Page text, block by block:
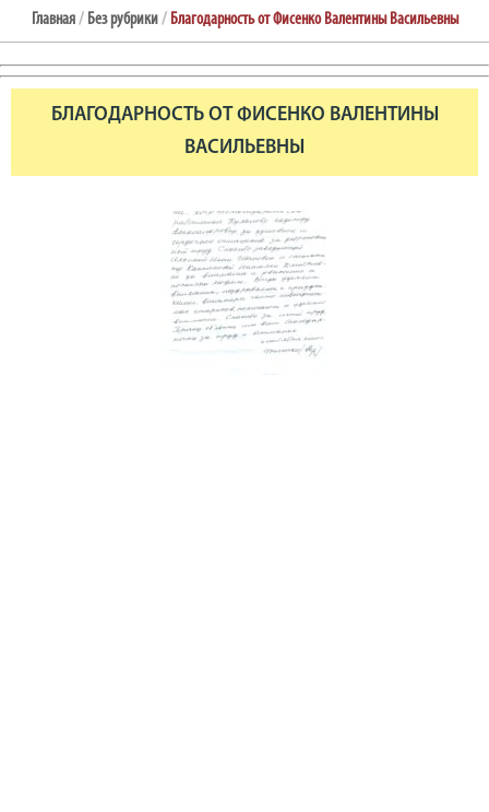
Главная / Без рубрики / Благодарность от Фисенко Валентины Васильевны
БЛАГОДАРНОСТЬ ОТ ФИСЕНКО ВАЛЕНТИНЫ
ВАСИЛЬЕВНЫ